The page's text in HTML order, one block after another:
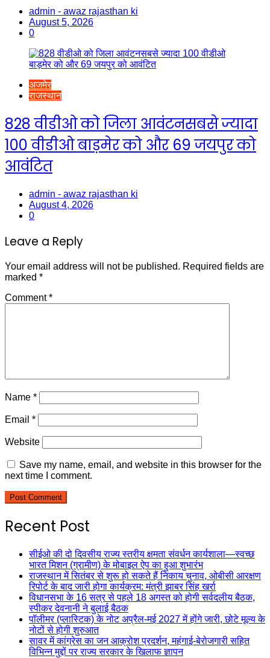
admin - awaz rajasthan ki
August 5, 2026
0
अजमेर
राजस्थान
828 वीडीओ को जिला आवंटनसबसे ज्यादा
100 वीडीओ बाड़मेर को और 69 जयपुर को
आवंटित
admin - awaz rajasthan ki
August 4, 2026
0
Leave a Reply
Your email address will not be published. Required fields are
marked *
Comment*
Name *
Email *
Website
Save my name, email, and website in this browser for the
next time I comment.
Recent Post
सीईओ की दो दिवसीय राज्य स्तरीय क्षमता संवर्धन कार्यशाला—स्वच्छ
भारत मिशन (ग्रामीण) के मोबाइल ऐप का हुआ शुभारंभ
राजस्थान में सितंबर से शुरू हो सकते हैं निकाय चुनाव, ओबीसी आरक्षण
रिपोर्ट के बाद जारी होगा कार्यक्रम: मंत्री झाबर सिंह खर्रा
विधानसभा के 16 सत्र से पहले 18 अगस्त को होगी सर्वदलीय बैठक,
स्पीकर देवनानी ने बुलाई बैठक
पॉलीमर (प्लास्टिक) के नोट अप्रैल-मई 2027 में होंगे जारी, छोटे मूल्य के
नोटों से होगी शुरुआत
सावर में कांग्रेस का जन आक्रोश प्रदर्शन, महंगाई-बेरोजगारी सहित
विभिन्न मुद्दों पर राज्य सरकार के खिलाफ ज्ञापन